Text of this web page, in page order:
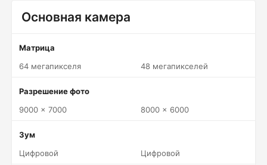
Основная камера
Матрица
64 мегапикселя
48 мегапикселей
Разрешение фото
9000 x 7000
8000 x 6000
Зум
Цифровой
Цифровой